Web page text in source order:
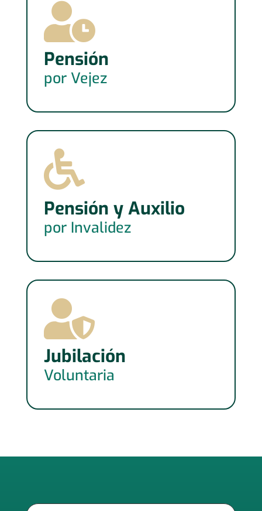

Pensión
por Vejez

Pensión y Auxilio
por Invalidez

Jubilación
Voluntaria